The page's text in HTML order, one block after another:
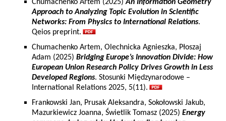
Chumachenko Artem (2025)An Information Geometry
Approach to Analyzing Topic Evolution in Scientific
Networks: From Physics to International Relations.
Qeios preprint.
Chumachenko Artem, Olechnicka Agnieszka, Płoszaj
Adam (2025) Bridging Europe’s Innovation Divide: How
European Union Research Policy Drives Growth in Less
Developed Regions. Stosunki Międzynarodowe –
International Relations 2025, 5(11).
Frankowski Jan, Prusak Aleksandra, Sokołowski Jakub,
Mazurkiewicz Joanna, Świetlik Tomasz (2025) Energy